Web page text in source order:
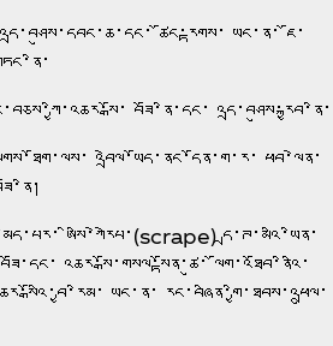
ཚོང་རྟགས་ ཡང་ན་ ཇོ་
བཟོ་ནི་དང་ འདྲ་བཤུས་རྐྱབ་ནི་
འབྲེལ་ཡོད་ནང་དོན་ག་ར་ ཕབ་ལེན་
ཨིསི་ཀེརེཔ་(scrape) དྲ་ཊ་མའི་ཡིན་
འཆར་སྒོ་གསལ་སྟོན་ཚུ་ ལོག་འཐོབ་ནིའི་
ཡང་ན་ རང་བཞིན་གྱི་ཐབས་འཕྲུལ་